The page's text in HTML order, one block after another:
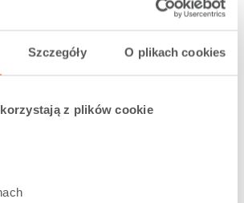
Szczegóły O plikach cookies
z plików cookie